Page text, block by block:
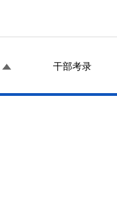
干部考录